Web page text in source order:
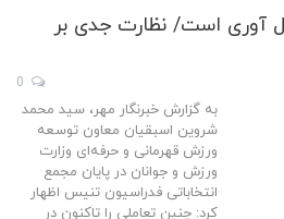
آوری است/ نظارت جدی بر
به گزارش خبرنگار مهر، سید محمد
شروین اسبقیان معاون توسعه
ورزش قهرمانی و حرفه‌ای وزارت
ورزش و جوانان در پایان مجمع
انتخاباتی فدراسیون تنیس اظهار
کرد: چنین تعاملی را تاکنون در